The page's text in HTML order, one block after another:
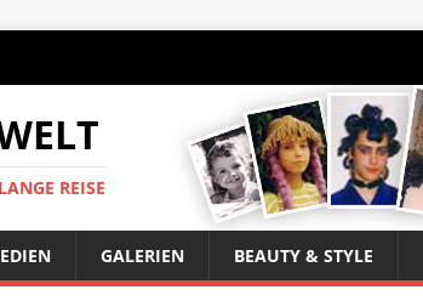
REISE
GALERIEN BEAUTY & STYLE